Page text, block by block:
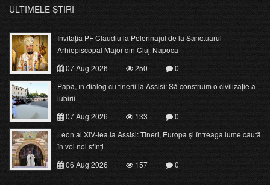
ULTIMELE ȘTIRI
Invitația PF Claudiu la Pelerinajul de la Sanctuarul
Arhiepiscopal Major din Cluj-Napoca
07 Aug 2026
250
0
Papa, în dialog cu tinerii la Assisi: Să construim o civilizație a
iubirii
07 Aug 2026
133
0
Leon al XIV-lea la Assisi: Tineri, Europa și întreaga lume caută
în voi noi sfinți
06 Aug 2026
157 0